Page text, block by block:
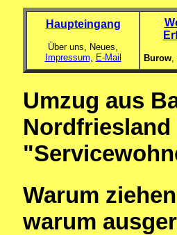
Haupteingang
Über uns, Neues,
Impressum, E-Mail Burow,
Umzug aus
Warum
warum